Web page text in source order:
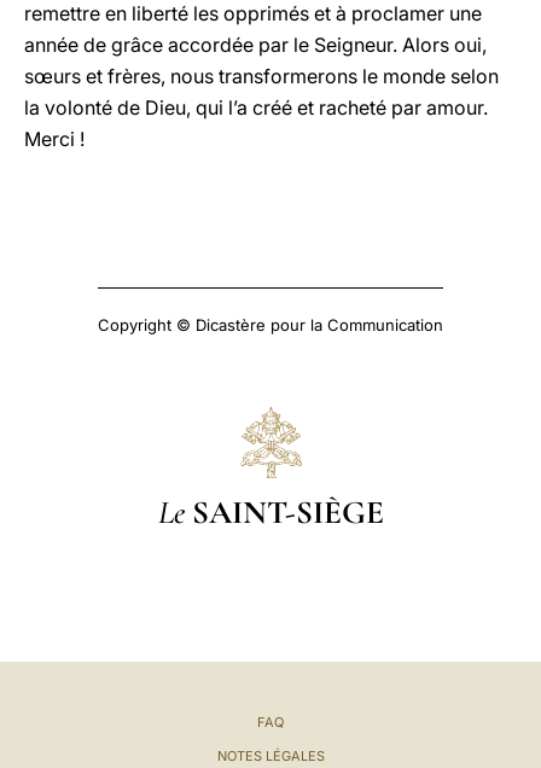
remettre en liberté les opprimés et à proclamer une
année de grâce accordée par le Seigneur. Alors oui,
sœurs et frères, nous transformerons le monde selon
la volonté de Dieu, qui l’a créé et racheté par amour.
Merci !
Copyright © Dicastère pour la Communication
Le SAINT-SIÈGE
FAQ
NOTES LÉGALES